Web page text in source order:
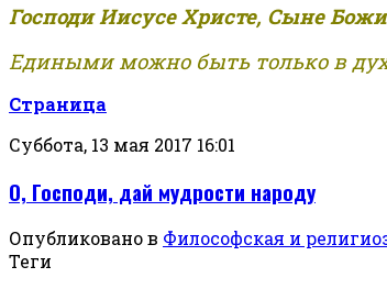
Господи Иисусе Христе, Сыне
Едиными можно быть только в
Страница
Суббота, 13 мая 2017 16:01
О, Господи, дай мудрости народу
Опубликовано в Философская и
Теги